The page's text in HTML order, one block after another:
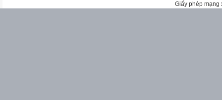
Giấy phép mạng